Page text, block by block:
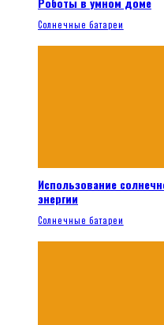
Солнечные батареи
Использование
энергии
Солнечные батареи